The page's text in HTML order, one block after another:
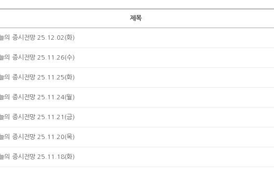
제목
의 증시전망 25.12.02(화)
의 증시전망 25.11.26(수)
의 증시전망 25.11.25(화)
의 증시전망 25.11.24(월)
의 증시전망 25.11.21(금)
의 증시전망 25.11.20(목)
의 증시전망 25.11.18(화)